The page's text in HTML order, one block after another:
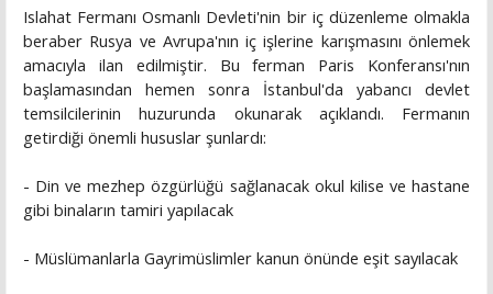
Islahat Fermanı Osmanlı Devleti'nin bir iç düzenleme olmakla
beraber Rusya ve Avrupa'nın iç işlerine karışmasını önlemek
amacıyla ilan edilmiştir. Bu ferman Paris Konferansı'nın
başlamasından hemen sonra İstanbul'da yabancı devlet
temsilcilerinin huzurunda okunarak açıklandı. Fermanın
getirdiği önemli hususlar şunlardı:
- Din ve mezhep özgürlüğü sağlanacak okul kilise ve hastane
gibi binaların tamiri yapılacak
- Müslümanlarla Gayrimüslimler kanun önünde eşit sayılacak